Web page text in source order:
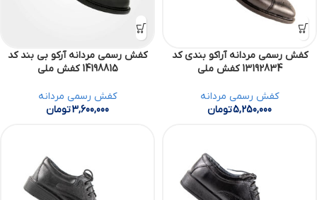
کفش رسمی مردانه آراکو بندی کد
13192834 کفش ملی
کفش رسمی مردانه
5,250,000تومان
کفش رسمی مردانه آرکو بی بند کد
14198815 کفش ملی
کفش رسمی مردانه
3,600,000تومان